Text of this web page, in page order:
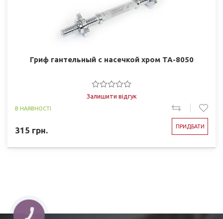
Гриф гантельный с насечкой хром TA-8050
Залишити відгук
В НАЯВНОСТІ
315 грн. ПРИДБАТИ
КНОПКА
ЗВ'ЯЗКУ